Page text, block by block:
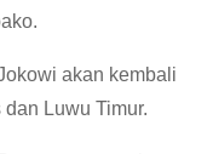
akan kembali
Luwu Timur.